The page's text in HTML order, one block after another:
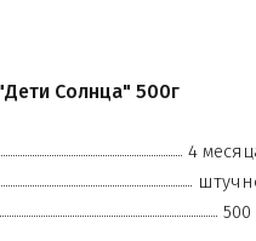
Солнца" 500г
4
500